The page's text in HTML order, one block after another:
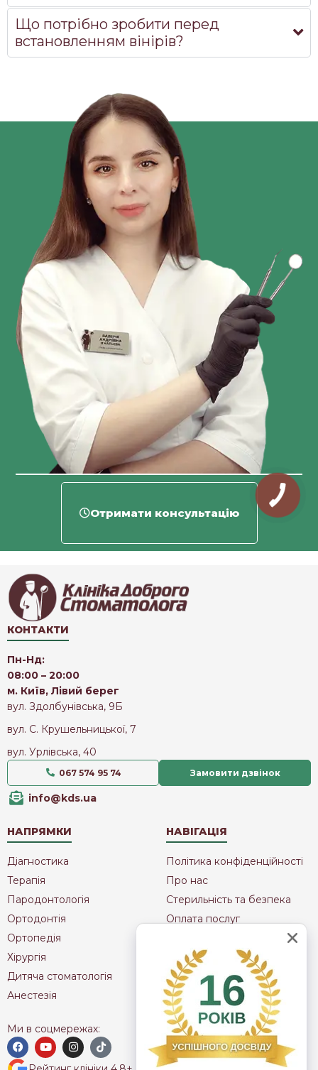
Що потрібно зробити перед
встановленням вінірів?
Отримати консультацію
КОНТАКТИ
Пн-Нд:
08:00 – 20:00
м. Київ, Лівий берег
вул. Здолбунівська, 9Б
вул. С. Крушельницької, 7
вул. Урлівська, 40
067 574 95 74 Замовити дзвінок
info@kds.ua
НАПРЯМКИ
Діагностика
Терапія
Пародонтологія
Ортодонтія
Ортопедія
Хірургія
Дитяча стоматологія
Анестезія
НАВІГАЦІЯ
Політика конфіденційності
Про нас
Стерильність та безпека
Оплата послуг
Публічна Оферта
Контакти
Ми в соцмережах: